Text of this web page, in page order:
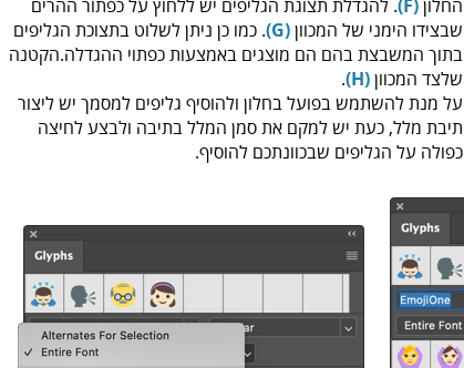
החלון(F)
. להגדלת תצוגת הגליפים יש ללחוץ על כפתור ההרים
שבצידו הימני של המכוון(G)
. כמו כן ניתן לשלוט בתצוכת הגליפים
בתוך המשבצת בהם הם מוצגים באמצעות כפתוי ההגדלה.הקטנה
שלצד המכוון(H)
.
על מנת להשתמש בפועל בחלון ולהוסיף גליפים למסמך יש ליצור
תיבת מלל, כעת יש למקם את סמן המלל בתיבה ולבצע לחיצה
כפולה על הגליפים שבכוונתכם להוסיף.